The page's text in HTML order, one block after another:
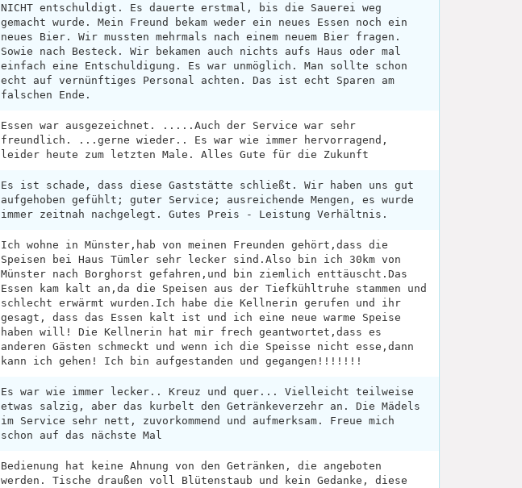
NICHT entschuldigt. Es dauerte erstmal, bis die Sauerei weg
gemacht wurde. Mein Freund bekam weder ein neues Essen noch ein
neues Bier. Wir mussten mehrmals nach einem neuem Bier fragen.
Sowie nach Besteck. Wir bekamen auch nichts aufs Haus oder mal
einfach eine Entschuldigung. Es war unmöglich. Man sollte schon
echt auf vernünftiges Personal achten. Das ist echt Sparen am
falschen Ende.
Essen war ausgezeichnet. .....Auch der Service war sehr
freundlich. ...gerne wieder.. Es war wie immer hervorragend,
leider heute zum letzten Male. Alles Gute für die Zukunft
Es ist schade, dass diese Gaststätte schließt. Wir haben uns gut
aufgehoben gefühlt; guter Service; ausreichende Mengen, es wurde
immer zeitnah nachgelegt. Gutes Preis - Leistung Verhältnis.
Ich wohne in Münster,hab von meinen Freunden gehört,dass die
Speisen bei Haus Tümler sehr lecker sind.Also bin ich 30km von
Münster nach Borghorst gefahren,und bin ziemlich enttäuscht.Das
Essen kam kalt an,da die Speisen aus der Tiefkühltruhe stammen und
schlecht erwärmt wurden.Ich habe die Kellnerin gerufen und ihr
gesagt, dass das Essen kalt ist und ich eine neue warme Speise
haben will! Die Kellnerin hat mir frech geantwortet,dass es
anderen Gästen schmeckt und wenn ich die Speisse nicht esse,dann
kann ich gehen! Ich bin aufgestanden und gegangen!!!!!!!
Es war wie immer lecker.. Kreuz und quer... Vielleicht teilweise
etwas salzig, aber das kurbelt den Getränkeverzehr an. Die Mädels
im Service sehr nett, zuvorkommend und aufmerksam. Freue mich
schon auf das nächste Mal
Bedienung hat keine Ahnung von den Getränken, die angeboten
werden. Tische draußen voll Blütenstaub und kein Gedanke, diese